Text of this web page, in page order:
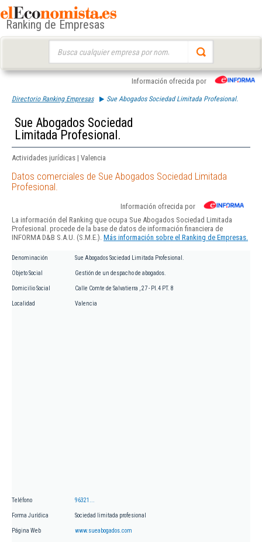
Ranking de Empresas
Información ofrecida por
Directorio Ranking Empresas Sue Abogados Sociedad Limitada Profesional.
Sue Abogados Sociedad
Limitada Profesional.
Actividades jurídicas | Valencia
Datos comerciales de Sue Abogados Sociedad Limitada
Profesional.
Información ofrecida por
La información del Ranking que ocupa Sue Abogados Sociedad Limitada
Profesional. procede de la base de datos de información financiera de
INFORMA D&B S.A.U. (S.M.E.). Más información sobre el Ranking de Empresas.
Denominación Sue Abogados Sociedad Limitada Profesional.
Objeto Social Gestión de un despacho de abogados.
Domicilio Social Calle Comte de Salvatierra , 27 - PI.4 PT. 8
Localidad Valencia
Teléfono 96321...
Forma Jurídica Sociedad limitada profesional
Página Web www.sueabogados.com